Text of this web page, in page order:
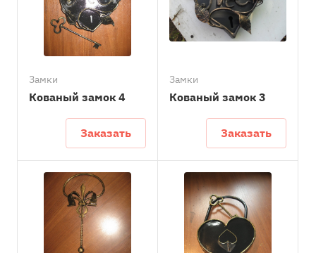
Замки
Кованый замок 4
Заказать
Замки
Кованый замок 3
Заказать